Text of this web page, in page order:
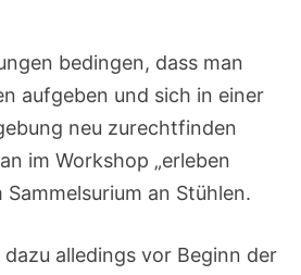
bedingen, dass man
aufgeben und sich in einer
neu zurechtfinden
im Workshop „erleben
Sammelsurium an Stühlen.
alledings vor Beginn der